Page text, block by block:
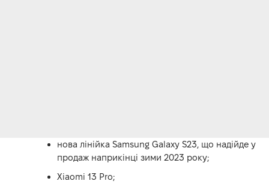
нова лінійка Samsung Galaxy S23, що надійде у
продаж наприкінці зими 2023 року;
Xiaomi 13 Pro;